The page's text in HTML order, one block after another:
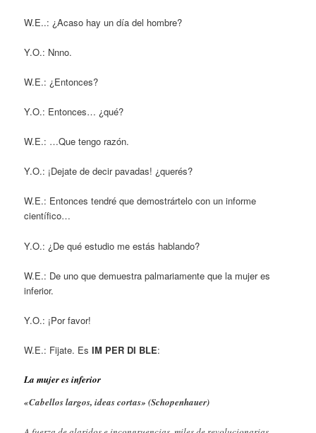
W.E..: ¿Acaso hay un día del hombre?
Y.O.: Nnno.
W.E.: ¿Entonces?
Y.O.: Entonces… ¿qué?
W.E.: …Que tengo razón.
Y.O.: ¡Dejate de decir pavadas! ¿querés?
W.E.: Entonces tendré que demostrártelo con un informe
científico…
Y.O.: ¿De qué estudio me estás hablando?
W.E.: De uno que demuestra palmariamente que la mujer es
inferior.
Y.O.: ¡Por favor!
W.E.: Fijate. EsIM PER DI BLE:
La mujer es inferior
«Cabellos largos, ideas cortas» (Schopenhauer)